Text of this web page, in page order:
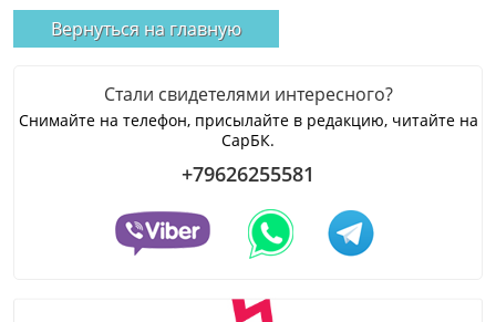
Вернуться на главную
Стали свидетелями интересного?
Снимайте на телефон, присылайте в редакцию, читайте на
СарБК.
+79626255581